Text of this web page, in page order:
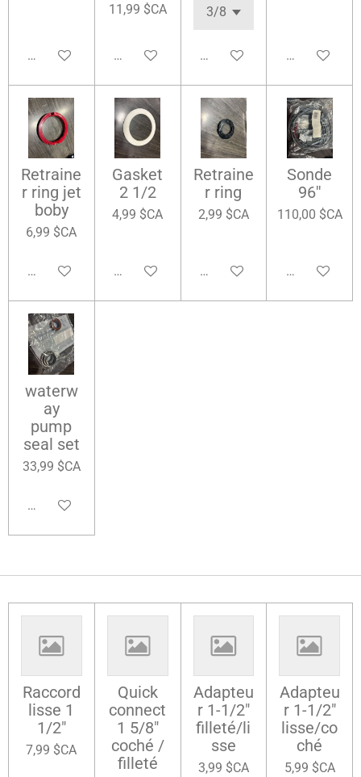
Ajouter au panier
11,99 $CA
Ajouter au panierAjouter au panierAjouter au
Retraine
r ring jet
boby
6,99 $CA
Ajouter au panier
Gasket
2 1/2
4,99 $CA
Ajouter au panier
Retraine
r ring
2,99 $CA
Ajouter au panier
Sonde
96''
110,00 $CA
Ajouter au
waterw
ay
pump
seal set
33,99 $CA
Ajouter au panier
Raccord
lisse 1
1/2"
7,99 $CA
Quick
connect
1 5/8"
coché /
filleté
Adapteu
r 1-1/2"
filleté/li
sse
3,99 $CA
Adapteu
r 1-1/2"
lisse/co
ché
5,99 $CA